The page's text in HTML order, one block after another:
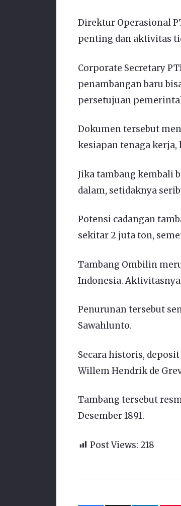
Direktur Operasional
penting dan aktivitas
Corporate Secretary
penambangan baru
persetujuan
Dokumen tersebut
kesiapan tenaga
Jika tambang kembali
dalam, setidaknya
Potensi cadangan
sekitar 2 juta ton,
Tambang Ombilin
Indonesia.
Penurunan tersebut
Sawahlunto.
Secara historis,
Willem Hendrik de
Tambang tersebut
Desember 1891.
Post Views: 218